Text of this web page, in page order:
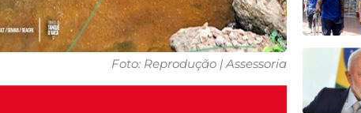
Foto: Reprodução | Assessoria